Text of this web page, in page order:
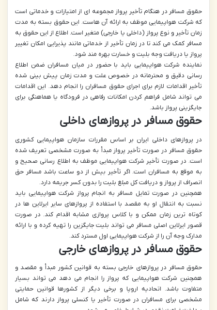
حقوق مسافر در هنگام تأخیر پرواز مجموعه ای از امتیازات و خدماتی است
که شرکت هواپیمایی موظف به ارائه آن هاست. این حقوق بسته به مدت
زمان تأخیر و نوع پرواز (داخلی یا خارجی) متغیر است. اطلاع از این حقوق به
مسافر کمک می کند تا در زمان تأخیر از خدماتی مانند پذیرایی امکان تغییر
پرواز یا دریافت وجه بلیت و خسارت بهره مند شود.
نماینده شرکت هواپیمایی باید با حضور در میان مسافران ضمن اطلاع
رسانی دقیق و محترمانه در خصوص علت و مدت زمان پیش بینی شده
تأخیر اقدامات لازم برای اجرای حقوق مسافران را انجام دهد. این اقدامات
می تواند شامل فراهم کردن امکانات رفاهی در فرودگاه یا هماهنگی برای
جایگزینی پرواز باشد.
حقوق مسافر در پروازهای داخلی
در پروازهای داخلی ایران بر اساس مقررات سازمان هواپیمایی کشوری
حقوق مسافر در صورت تأخیر پرواز مبدأ به صورت مشخصی تعریف شده
است. در صورت تأخیر شرکت هواپیمایی موظف به اطلاع رسانی صحیح و
به موقع به مسافران است. اگر تأخیر بیش از دو ساعت باشد مسافر حق
انصراف از پرواز و دریافت کل مبلغ بلیت را بدون کسر جریمه دارد.
همچنین در صورت تمایل مسافر به انجام پرواز شرکت هواپیمایی باید
نسبت به انتقال او به مقصد با استفاده از پروازهای سایر ایرلاین ها در
کوتاه ترین زمان ممکن و با کلاس پروازی مشابه اقدام کند. در صورت
قصور ایرلاین اصلی مسافر می تواند بلیت جایگزین را تهیه کرده و با ارائه
مدارک وجه آن را از شرکت هواپیمایی اول مسترد کند.
حقوق مسافر در پروازهای خارجی
حقوق مسافر در پروازهای خارجی بسته به قوانین کشور مبدأ و مقصد و
همچنین شرکت هواپیمایی که پرواز را انجام می دهد می تواند بسیار
متفاوت باشد. اتحادیه اروپا و برخی دیگر از کشورها قوانین حمایتی
مشخصی برای مسافران در صورت تأخیر یا کنسلی پرواز دارند که شامل